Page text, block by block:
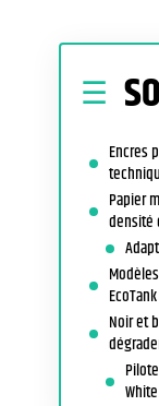
Encres
Papier
densité
Noir et
White